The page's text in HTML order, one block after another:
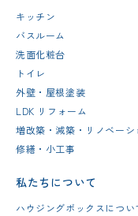
キッチン
バスルーム
洗面化粧台
トイレ
外壁・屋根塗装
LDK リフォーム
増改築・減築・リノベーシ
修繕・小工事
私たちについて
ハウジングボックスについ